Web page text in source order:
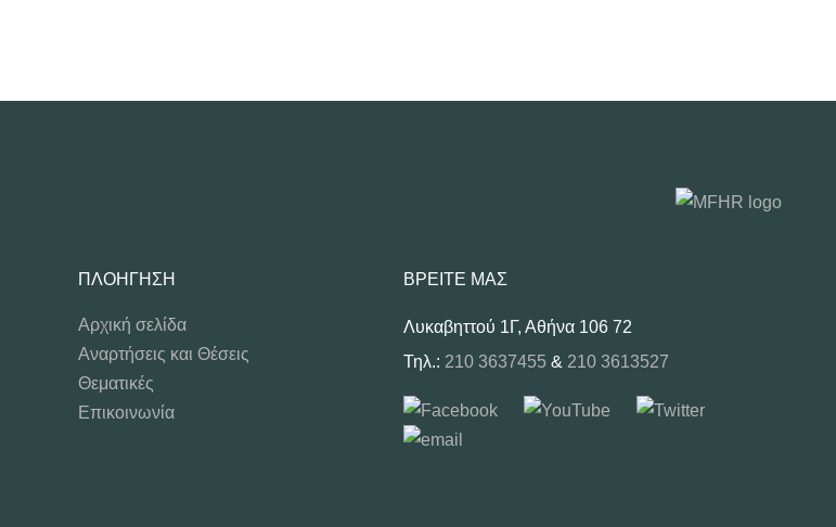
ΠΛΟΉΓΗΣΗ
Αρχική σελίδα
Αναρτήσεις και Θέσεις
Θεματικές
Επικοινωνία
ΒΡΕΊΤΕ ΜΑΣ
Λυκαβηττού 1Γ, Αθήνα 106 72
Τηλ.: 210 3637455 & 210 3613527